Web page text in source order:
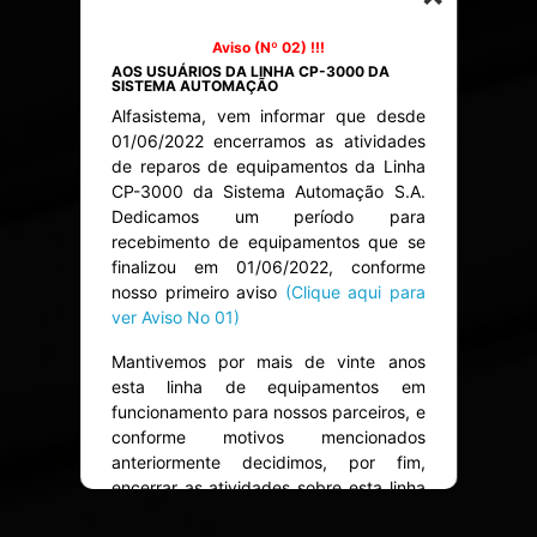
Analíticos
Solução LPR Alfos
Saiba Mais
Aviso (Nº 01) !!!
Aos Parceiros de Automação Industrial -
CP-3000
Alfasistema, como Assistência Técnica
autorizada, vem informar que a partir
de 01/06/2022 encerraremos as
atividades de reparos de equipamentos
da Linha CP-3000 da Sistema
Automação S.A.
Após o encerramento das atividades da
Sistema Automação, mantivemos por
equipamentos em funcionamento para
nossos parceiros.
A Alfasistema vem se atualizando e
passando por mudanças e, atualmente,
há uma dificuldade muito grande de
Aviso (Nº 02) !!!
AOS USUÁRIOS DA LINHA CP-3000 DA
SISTEMA AUTOMAÇÃO
Alfasistema, vem informar que desde
01/06/2022 encerramos as atividades
de reparos de equipamentos da Linha
CP-3000 da Sistema Automação S.A.
Dedicamos um período para
recebimento de equipamentos que se
finalizou em 01/06/2022, conforme
nosso primeiro aviso (Clique aqui para
ver Aviso No 01)
Mantivemos por mais de vinte anos
esta linha de equipamentos em
funcionamento para nossos parceiros, e
conforme motivos mencionados
anteriormente decidimos, por fim,
encerrar as atividades sobre esta linha